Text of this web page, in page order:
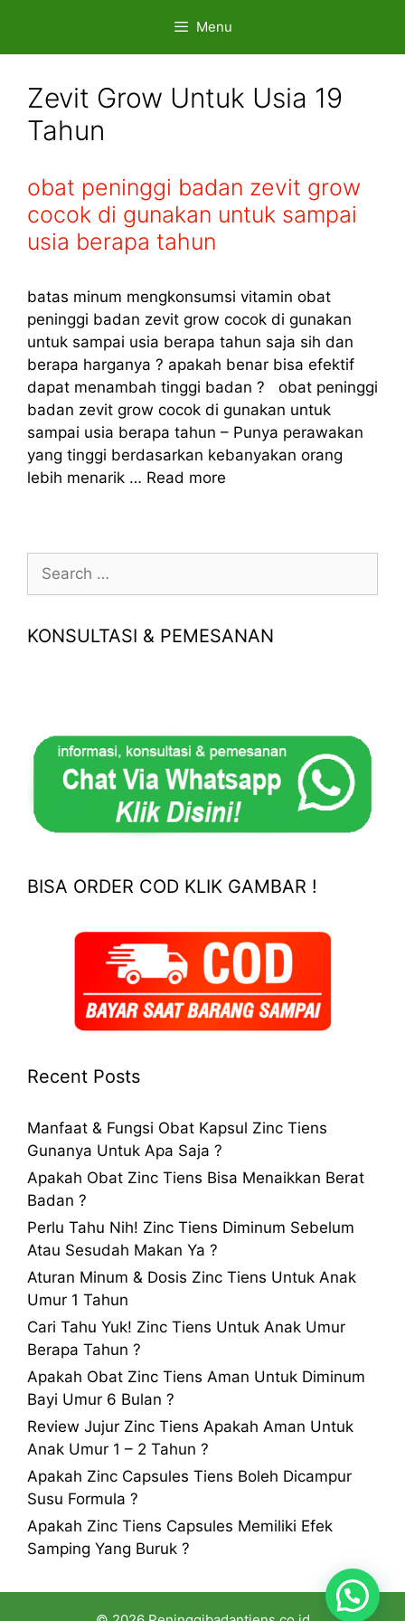
content
Menu
Zevit Grow Untuk Usia 19
Tahun
obat peninggi badan zevit grow
cocok di gunakan untuk sampai
usia berapa tahun
batas minum mengkonsumsi vitamin obat
peninggi badan zevit grow cocok di gunakan
untuk sampai usia berapa tahun saja sih dan
berapa harganya ? apakah benar bisa efektif
dapat menambah tinggi badan ? obat peninggi
badan zevit grow cocok di gunakan untuk
sampai usia berapa tahun – Punya perawakan
yang tinggi berdasarkan kebanyakan orang
lebih menarik … Read more
Search
for:
KONSULTASI & PEMESANAN
BISA ORDER COD KLIK GAMBAR !
Recent Posts
Manfaat & Fungsi Obat Kapsul Zinc Tiens
Gunanya Untuk Apa Saja ?
Apakah Obat Zinc Tiens Bisa Menaikkan Berat
Badan ?
Perlu Tahu Nih! Zinc Tiens Diminum Sebelum
Atau Sesudah Makan Ya ?
Aturan Minum & Dosis Zinc Tiens Untuk Anak
Umur 1 Tahun
Cari Tahu Yuk! Zinc Tiens Untuk Anak Umur
Berapa Tahun ?
Apakah Obat Zinc Tiens Aman Untuk Diminum
Bayi Umur 6 Bulan ?
Review Jujur Zinc Tiens Apakah Aman Untuk
Anak Umur 1 – 2 Tahun ?
Apakah Zinc Capsules Tiens Boleh Dicampur
Susu Formula ?
Apakah Zinc Tiens Capsules Memiliki Efek
Samping Yang Buruk ?